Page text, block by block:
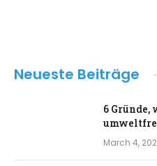
Neueste Beiträge
6 Gründe,
March 4,